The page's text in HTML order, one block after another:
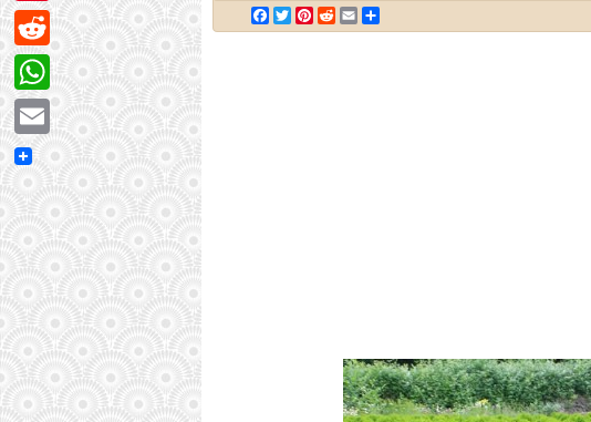
Facebook
TwitterPinterest
RedditEmail
Pinterest
Reddit
WhatsApp
Email